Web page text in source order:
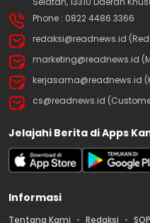
Phone : 0822 4486 3366
redaksi@readnews.id
marketing@readnews.id
kerjasama@readnews.id
cs@readnews.id
Jelajahi Berita di Apps
Informasi
Tentang Kami Redaksi